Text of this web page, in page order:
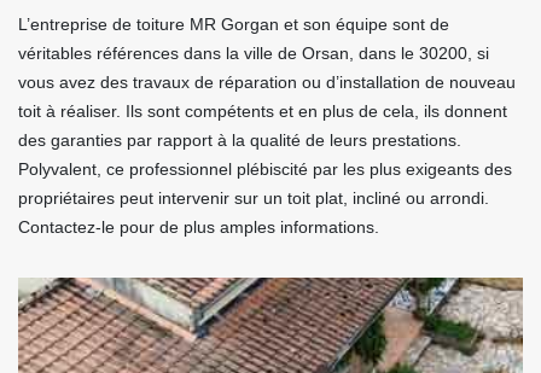
L’entreprise de toiture MR Gorgan et son équipe sont de
véritables références dans la ville de Orsan, dans le 30200, si
vous avez des travaux de réparation ou d’installation de nouveau
toit à réaliser. Ils sont compétents et en plus de cela, ils donnent
des garanties par rapport à la qualité de leurs prestations.
Polyvalent, ce professionnel plébiscité par les plus exigeants des
propriétaires peut intervenir sur un toit plat, incliné ou arrondi.
Contactez-le pour de plus amples informations.